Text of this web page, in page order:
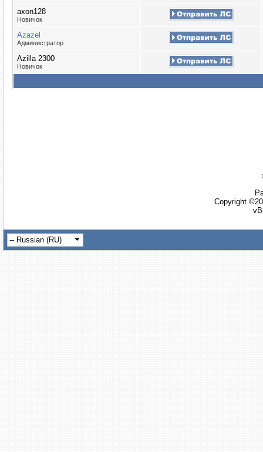
axon128
Новичок
Azazel
Администратор
Azilla 2300
Новичок
Copyright